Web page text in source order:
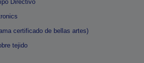
Directivo
certificado de bellas artes)
tejido